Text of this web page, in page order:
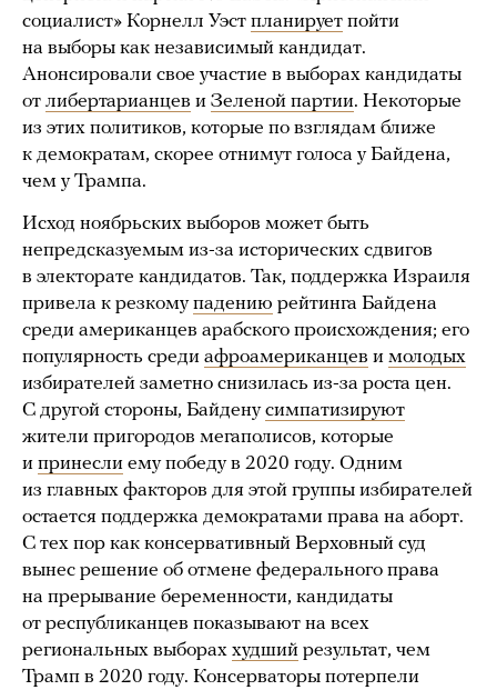
социалист» Корнелл Уэст планирует пойти
на выборы как независимый кандидат.
Анонсировали свое участие в выборах кандидаты
от либертарианцев и Зеленой партии. Некоторые
из этих политиков, которые по взглядам ближе
к демократам, скорее отнимут голоса у Байдена,
чем у Трампа.
Исход ноябрьских выборов может быть
непредсказуемым из-за исторических сдвигов
в электорате кандидатов. Так, поддержка Израиля
привела к резкомупадению рейтинга Байдена
среди американцев арабского происхождения; его
популярность среди афроамериканцев и молодых
избирателей заметно снизилась из-за роста цен.
С другой стороны, Байденусимпатизируют
жители пригородов мегаполисов, которые
и принесли ему победу в 2020 году. Одним
из главных факторов для этой группы избирателей
остается поддержка демократами права на аборт.
С тех пор как консервативный Верховный суд
вынес решение об отмене федерального права
на прерывание беременности, кандидаты
от республиканцев показывают на всех
региональных выборах худший результат, чем
Трамп в 2020 году. Консерваторы потерпели